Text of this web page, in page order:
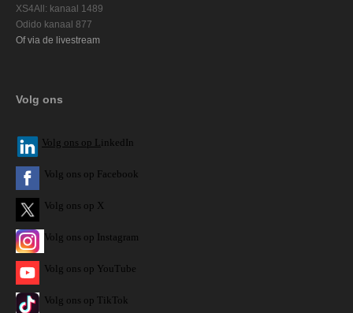
XS4All: kanaal 1489
Odido kanaal 877
Of via de livestream
Volg ons
Volg ons op L inkedIn
Volg ons op Facebook
Volg ons op X
Volg ons op Instagram
Volg ons op YouTube
Volg ons op TikTok